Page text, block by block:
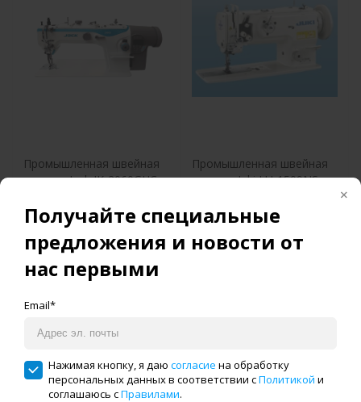
Получайте специальные
предложения и новости от
нас первыми
Email*
Нажимая кнопку, я даю согласие на обработку
персональных данных в соответствии сПолитикой и
соглашаюсь сПравилами.
Промышленная швейная
машина Jack JK-2060GHC-
Промышленная швейная
машина Juki LU-1509NS